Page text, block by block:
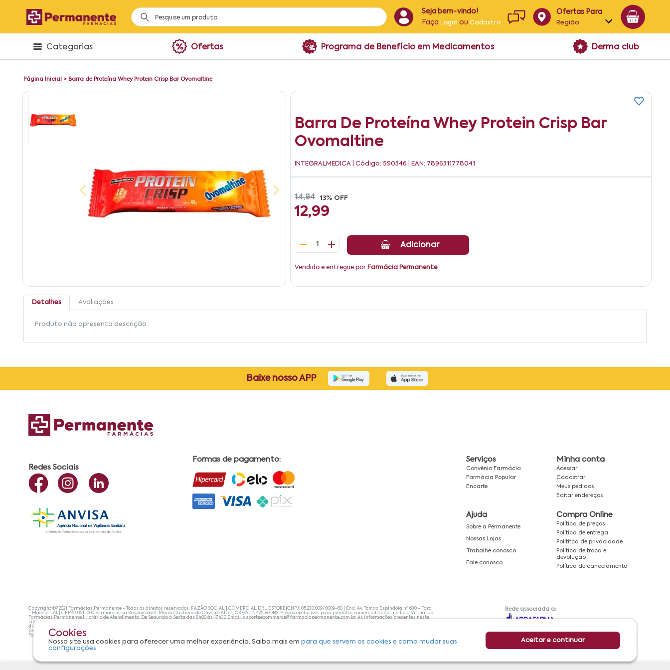
Seja bem-vindo!
Faça Login ouCadastro
Ofertas Para
Região
Alagoas
Categorias Ofertas Programa de Benefício em Medicamentos Derma club
Página Inicial > Barra de Proteína Whey Protein Crisp Bar Ovomaltine
Barra De Proteína Whey Protein Crisp Bar
Ovomaltine
INTEGRALMEDICA | Código: 590346 | EAN: 7896311778041
14,94 13% OFF
12,99
1 Adicionar
Vendido e entregue por Farmácia Permanente
Detalhes Avaliações
Produto não apresenta descrição.
Cookies
Nosso site usa cookies para oferecer uma melhor experiência. Saiba mais empara que servem os cookies e como mudar suas
configurações.
Aceitar e continuar
Baixe nosso APP
Redes Sociais
Formas de pagamento: Serviços
Convênio Farmácia
Farmácia Popular
Encarte
Minha conta
Acessar
Cadastrar
Meus pedidos
Editar endereços
Ajuda
Sobre a Permanente
Nossas Lojas
Trabalhe conosco
Fale conosco
Compra Online
Política de preços
Política de entrega
Polítitca de privacidade
Política de troca e
devolução
Política de cancelamento
Copyright ©? 2021 Farmácias Permanente - Todos os direitos reservados. RAZÃO SOCIAL | COMERCIAL DRUGSTORE|CNPJ: 05.230.009/0009-60 | End: Av. Tomas Espindola nº 630 - Farol
- Maceió - AL| CEP:57.051-000 Farmacêutica Responsável: Maria Cristiene de Oliveira Alves, CRF/AL Nº 2558 OBS: Preços exclusivos para produtos comercializados na Loja Virtual da
Farmácias Permanente | Horário de Atendimento: De Segunda à Sexta das 8h00 às 17h30 Email: suporteecommerce@farmaciapermanente.com.br. As informações presentes neste
site não devem ser utilizadas para automedicação e, de forma alguma, substituem as orientações de um profissional da área médica. Apenas o médico está capacitado para
diagnosticar problemas de saúde e prescrever o tratamento adequado. Se os sintomas persistirem, um médico deve ser consultado. A Farmácia Permanente trabalha com as
tecnologias mais avançadas de proteção de dados, para que você possa realizar suas compras com tranquilidade. A privacidade e a segurança dos clientes são compromissos da
Farmácias Permanente. Todos os pedidos efetuados estão sujeitos à confirmação da disponibilidade de produto em nosso estoque.
Rede associada a: